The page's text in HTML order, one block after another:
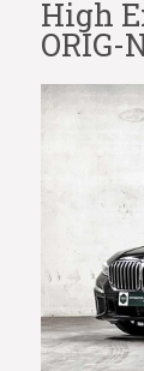
High
ORIG-